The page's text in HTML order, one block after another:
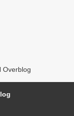
Overblog